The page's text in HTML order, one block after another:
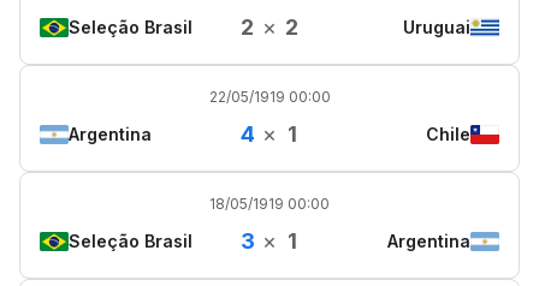
Seleção Brasil 2 × 2 Uruguai
22/05/1919 00:00
Argentina 4 × 1 Chile
18/05/1919 00:00
Seleção Brasil 3 × 1 Argentina